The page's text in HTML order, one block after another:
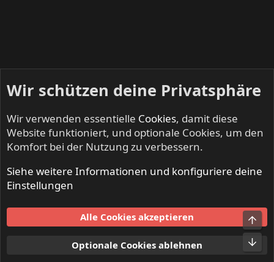
NO SLEEP TILL LIVE - Festivals & Open Airs
Nutzungsbedingungen
Datenschutz
S
Wir schützen deine Privatsphäre
Wir verwenden essentielle Cookies, damit diese
Website funktioniert, und optionale Cookies, um den
Komfort bei der Nutzung zu verbessern.
Siehe weitere Informationen und konfiguriere deine
Einstellungen
Alle Cookies akzeptieren
Optionale Cookies ablehnen